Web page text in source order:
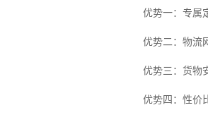
优势一：专属
优势二：物流
优势三：货物
优势四：性价